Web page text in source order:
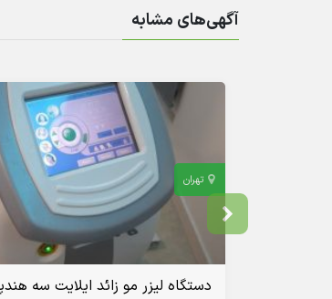
آگهی‌های مشابه
تهران
دستگاه لیزر مو زائد ایلایت سه